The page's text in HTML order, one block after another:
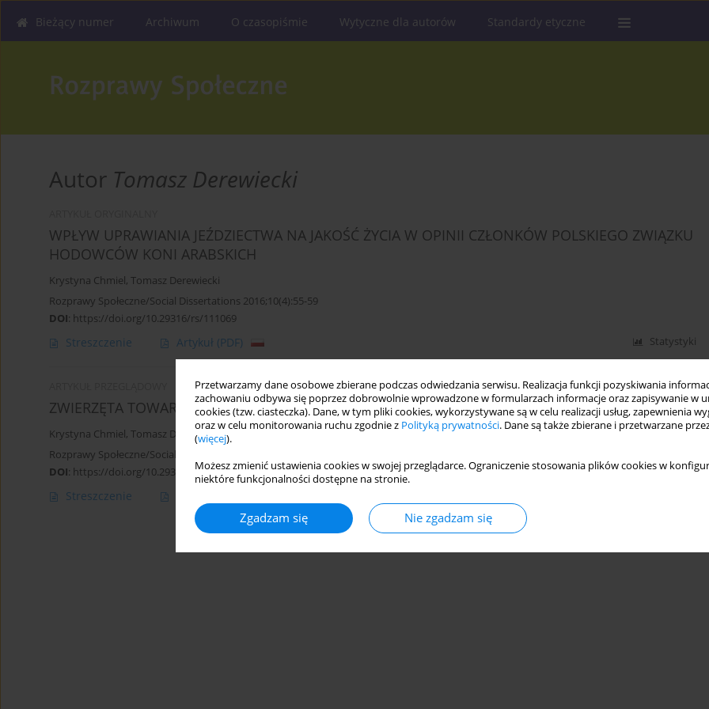
Przetwarzamy dane osobowe zbierane podczas odwiedzania serwisu. Realizacja funkcji pozyskiwania
zachowaniu odbywa się poprzez dobrowolnie wprowadzone w formularzach informacje oraz zapisywanie w
cookies (tzw. ciasteczka). Dane, w tym pliki cookies, wykorzystywane są w celu realizacji usług, zapewnienia
oraz w celu monitorowania ruchu zgodnie z Polityką prywatności. Dane są także zbierane i przetwarzane
(więcej).
Możesz zmienić ustawienia cookies w swojej przeglądarce. Ograniczenie stosowania plików cookies w
niektóre funkcjonalności dostępne na stronie.
Zgadzam się Nie zgadzam się
Bieżący numer Archiwum O czasopiśmie Wytyczne dla autorów Standardy etyczne
Autor Tomasz Derewiecki
WPŁYW UPRAWIANIA JEŹDZIECTWA NA JAKOŚĆ ŻYCIA W OPINII CZŁONKÓW POLSKIEGO ZWIĄZKU
HODOWCÓW KONI ARABSKICH
Krystyna Chmiel, Tomasz Derewiecki
Rozprawy Społeczne/Social Dissertations 2016;10(4):55-59
DOI: https://doi.org/10.29316/rs/111069
Streszczenie Artykuł (PDF) Statystyki
ZWIERZĘTA TOWARZYSZĄCE AKTYWNOŚCI FIZYCZNEJ DAWNYCH POLAKÓW
Krystyna Chmiel, Tomasz Derewiecki
Rozprawy Społeczne/Social Dissertations 2017;11(3):71-74
DOI: https://doi.org/10.29316/rs.2017.30
Streszczenie